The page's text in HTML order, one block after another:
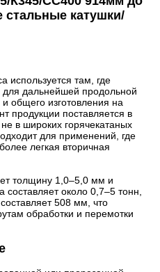
стальные катушки/
используется там, где
для дальнейшей продольной
общего изготовления на
продукции поставляется в
в широких горячекатаных
для применений, где
легкая вторичная
толщину 1,0–5,0 мм и
около 0,7–5 тонн,
508 мм, что
обработки и перемотки